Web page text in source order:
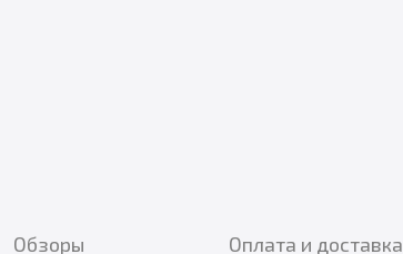
Обзоры Оплата и доставка